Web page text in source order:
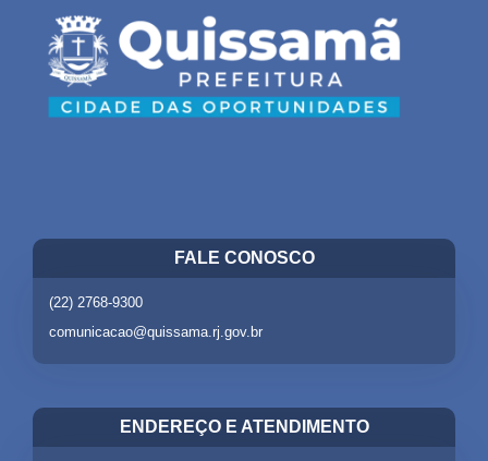
FALE CONOSCO
(22) 2768-9300
comunicacao@quissama.rj.gov.br
ENDEREÇO E ATENDIMENTO